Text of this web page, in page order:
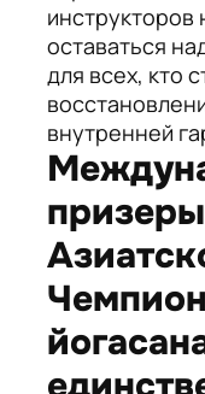
инструкторов
оставаться
для всех, кто
внутренней